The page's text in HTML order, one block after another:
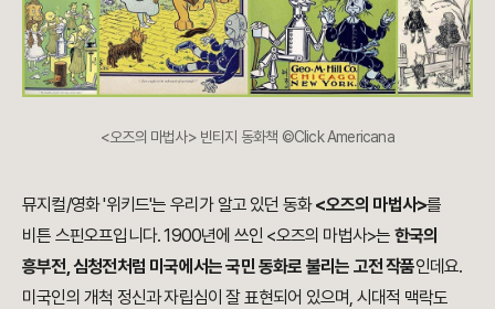
<오즈의 마법사> 빈티지 동화책 ©Click Americana
뮤지컬/영화 '위키드'는 우리가 알고 있던 동화<오즈의 마법사>를
비튼 스핀오프입니다. 1900년에 쓰인 <오즈의 마법사>는 한국의
흥부전, 심청전처럼 미국에서는 국민 동화로 불리는 고전 작품인데요.
미국인의 개척 정신과 자립심이 잘 표현되어 있으며, 시대적 맥락도